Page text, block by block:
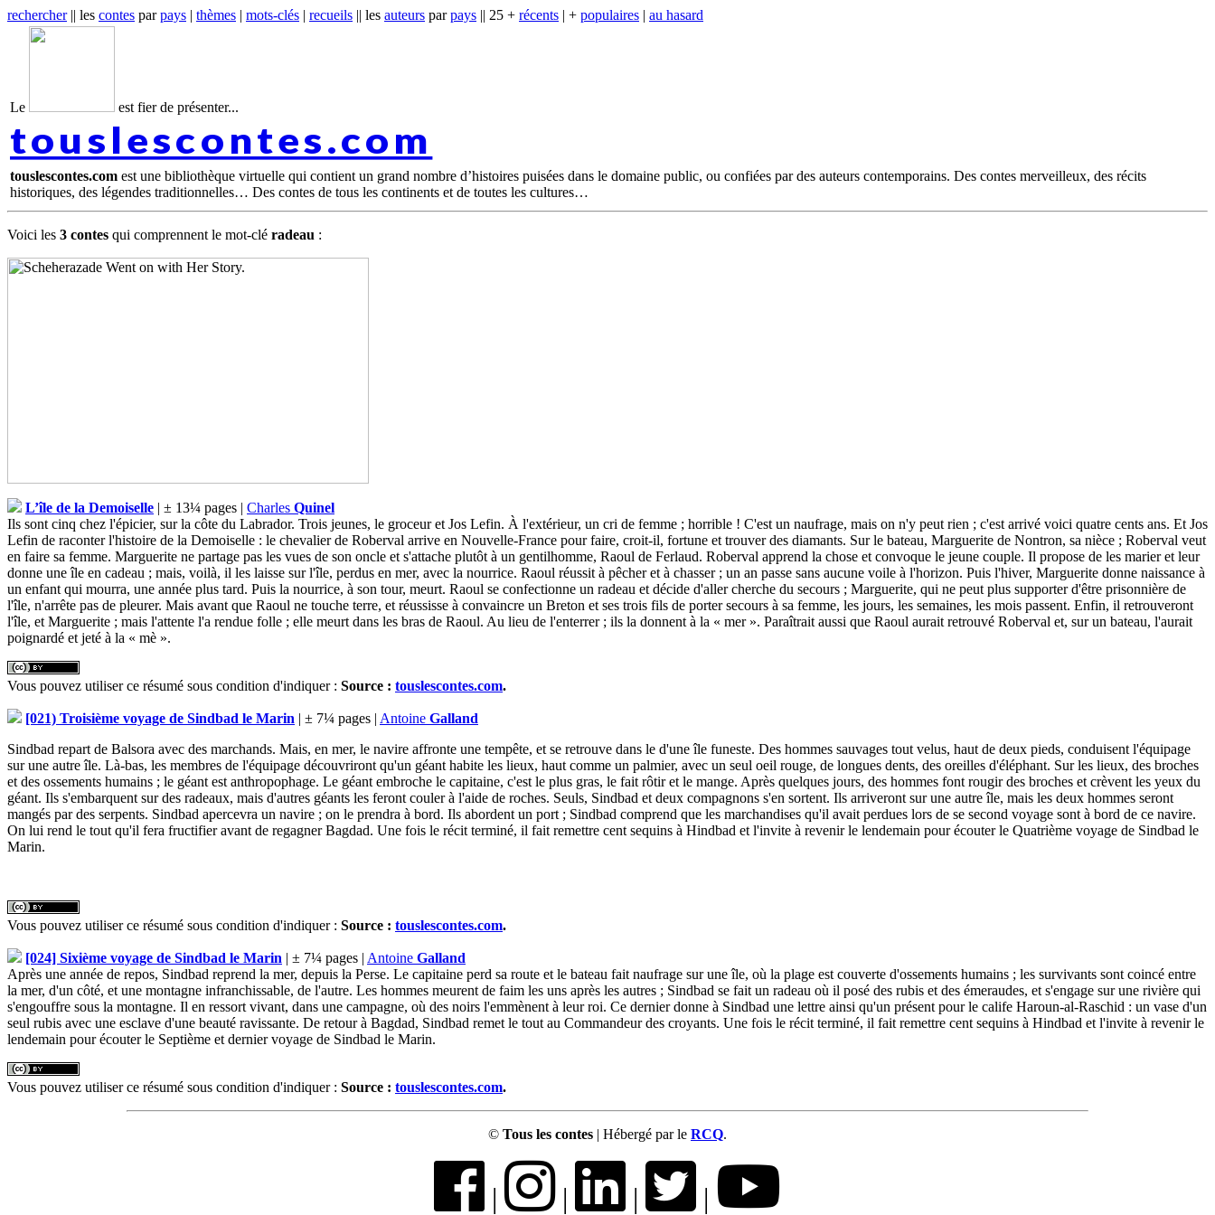
rechercher|| les contes parpays | thèmes | mots-clés | recueils || les auteurs parpays || 25 + récents | + populaires | au hasard
Le est fier de présenter...
touslescontes.com
touslescontes.com est une bibliothèque virtuelle qui contient un grand nombre d’histoires puisées dans le domaine public, ou confiées par des auteurs contemporains. Des contes merveilleux, des récits
historiques, des légendes traditionnelles… Des contes de tous les continents et de toutes les cultures
Voici les 3 contes qui comprennent le mot-clé radeau :
L’île de la Demoiselle | ± 13¼ pages | Charles Quinel
Ils sont cinq chez l'épicier, sur la côte du Labrador. Trois jeunes, le groceur et Jos Lefin. À l'extérieur, un cri de femme ; horrible ! C'est un naufrage, mais on n'y peut rien ; c'est arrivé voici quatre cents ans. Et Jos
Lefin de raconter l'histoire de la Demoiselle : le chevalier de Roberval arrive en Nouvelle-France pour faire, croit-il, fortune et trouver des diamants. Sur le bateau, Marguerite de Nontron, sa nièce ; Roberval veut
en faire sa femme. Marguerite ne partage pas les vues de son oncle et s'attache plutôt à un gentilhomme, Raoul de Ferlaud. Roberval apprend la chose et convoque le jeune couple. Il propose de les marier et leur
donne une île en cadeau ; mais, voilà, il les laisse sur l'île, perdus en mer, avec la nourrice. Raoul réussit à pêcher et à chasser ; un an passe sans aucune voile à l'horizon. Puis l'hiver, Marguerite donne naissance à
un enfant qui mourra, une année plus tard. Puis la nourrice, à son tour, meurt. Raoul se confectionne un radeau et décide d'aller cherche du secours ; Marguerite, qui ne peut plus supporter d'être prisonnière de
l'île, n'arrête pas de pleurer. Mais avant que Raoul ne touche terre, et réussisse à convaincre un Breton et ses trois fils de porter secours à sa femme, les jours, les semaines, les mois passent. Enfin, il retrouveront
l'île, et Marguerite ; mais l'attente l'a rendue folle ; elle meurt dans les bras de Raoul. Au lieu de l'enterrer ; ils la donnent à la « mer ». Paraîtrait aussi que Raoul aurait retrouvé Roberval et, sur un bateau, l'aurait
poignardé et jeté à la « mè ».
Vous pouvez utiliser ce résumé sous condition d'indiquer : Source : touslescontes.com.
[021) Troisième voyage de Sindbad le Marin | ± 7¼ pages | Antoine Galland
Sindbad repart de Balsora avec des marchands. Mais, en mer, le navire affronte une tempête, et se retrouve dans le d'une île funeste. Des hommes sauvages tout velus, haut de deux pieds, conduisent l'équipage
sur une autre île. Là-bas, les membres de l'équipage découvriront qu'un géant habite les lieux, haut comme un palmier, avec un seul oeil rouge, de longues dents, des oreilles d'éléphant. Sur les lieux, des broches
et des ossements humains ; le géant est anthropophage. Le géant embroche le capitaine, c'est le plus gras, le fait rôtir et le mange. Après quelques jours, des hommes font rougir des broches et crèvent les yeux du
géant. Ils s'embarquent sur des radeaux, mais d'autres géants les feront couler à l'aide de roches. Seuls, Sindbad et deux compagnons s'en sortent. Ils arriveront sur une autre île, mais les deux hommes seront
mangés par des serpents. Sindbad apercevra un navire ; on le prendra à bord. Ils abordent un port ; Sindbad comprend que les marchandises qu'il avait perdues lors de se second voyage sont à bord de ce navire.
On lui rend le tout qu'il fera fructifier avant de regagner Bagdad. Une fois le récit terminé, il fait remettre cent sequins à Hindbad et l'invite à revenir le lendemain pour écouter le Quatrième voyage de Sindbad le
Marin.
Vous pouvez utiliser ce résumé sous condition d'indiquer : Source : touslescontes.com.
[024] Sixième voyage de Sindbad le Marin | ± 7¼ pages | Antoine Galland
Après une année de repos, Sindbad reprend la mer, depuis la Perse. Le capitaine perd sa route et le bateau fait naufrage sur une île, où la plage est couverte d'ossements humains ; les survivants sont coincé entre
la mer, d'un côté, et une montagne infranchissable, de l'autre. Les hommes meurent de faim les uns après les autres ; Sindbad se fait un radeau où il posé des rubis et des émeraudes, et s'engage sur une rivière qui
s'engouffre sous la montagne. Il en ressort vivant, dans une campagne, où des noirs l'emmènent à leur roi. Ce dernier donne à Sindbad une lettre ainsi qu'un présent pour le calife Haroun-al-Raschid : un vase d'un
seul rubis avec une esclave d'une beauté ravissante. De retour à Bagdad, Sindbad remet le tout au Commandeur des croyants. Une fois le récit terminé, il fait remettre cent sequins à Hindbad et l'invite à revenir le
lendemain pour écouter le Septième et dernier voyage de Sindbad le Marin.
Vous pouvez utiliser ce résumé sous condition d'indiquer : Source : touslescontes.com.
© Tous les contes | Hébergé par le RCQ.
| | | |